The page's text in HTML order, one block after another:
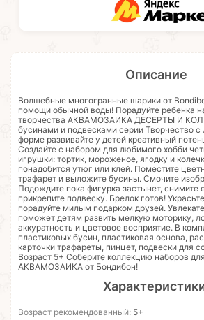
Описание
Волшебные многогранные шарики от
помощи обычной воды! Порадуйте ребенка
творчества АКВАМОЗАИКА ДЕСЕРТЫ И
бусинами и подвесками серии Творчество с
форме развивайте у детей креативный
Создайте с набором для любимого хобби
игрушки: тортик, мороженое, ягодку и
понадобится утюг или клей. Поместите
трафарет и выложите бусины. Смочите
Подождите пока фигурка застынет, снимите
прикрепите подвеску. Брелок готов!
порадуйте милым подарком друзей.
поможет детям развить мелкую моторику,
аккуратность и цветовое восприятие. В
пластиковых бусин, пластиковая основа,
карточки трафареты, пинцет, подвески для
Возраст 5+ Соберите коллекцию наборов
АКВАМОЗАИКА от Бондибон!
Возраст рекомендованный: 5+